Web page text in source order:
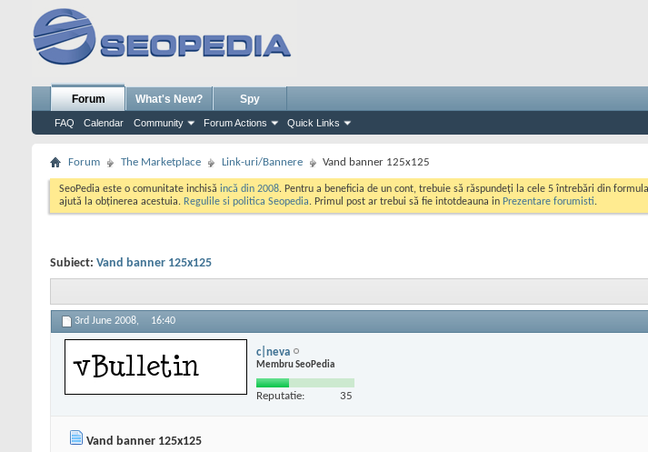
Forum
FAQ Calendar Community Forum Actions Quick Links
What's New? Spy
Forum The Marketplace Link-uri/Bannere Vand banner 125x125
SeoPedia este o comunitate inchisă incă din 2008. Pentru a beneficia de un cont, trebuie să răspundeți la cele 5 întrebări din
ajută la obținerea acestuia. Regulile si politica Seopedia. Primul post ar trebui să fie intotdeauna in Prezentare forumisti.
Subiect: Vand banner 125x125
3rd June 2008, 16:40
c|neva
Membru SeoPedia
Reputatie: 35
Vand banner 125x125